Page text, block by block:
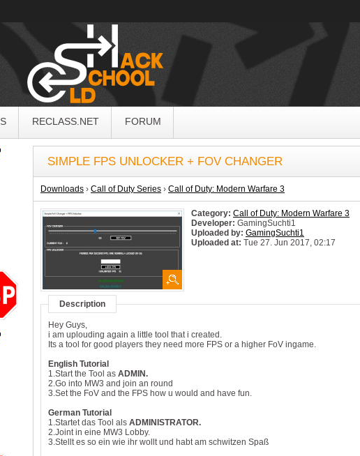
RECLASS.NET FORUM
SIMPLE FPS UNLOCKER + FOV CHANGER
Downloads › Call of Duty Series › Call of Duty: Modern Warfare 3
Category: Call of Duty: Modern Warfare 3
Developer: GamingSuchti1
Uploaded by: GamingSuchti1
Uploaded at: Tue 27. Jun 2017, 02:17
Description
Hey Guys,
i am uplouding again a little tool that i created.
Its a tool for good players they need more FPS or a higher FoV ingame.
English Tutorial
1.Start the Tool as ADMIN.
2.Go into MW3 and join an round
3.Set the FoV and the FPS how u would and have fun.
German Tutorial
1.Startet das Tool als ADMINISTRATOR.
2.Joint in eine MW3 Lobby.
3.Stellt es so ein wie ihr wollt und habt am schwitzen Spaß